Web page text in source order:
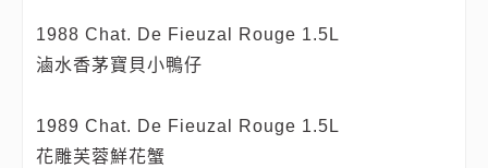
1988 Chat. De Fieuzal Rouge 1.5L
滷水香茅寶貝小鴨仔
1989 Chat. De Fieuzal Rouge 1.5L
花雕芙蓉鮮花蟹